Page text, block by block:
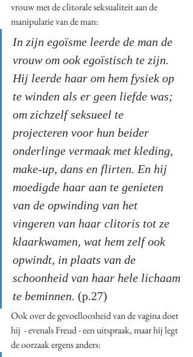
vrouw met de clitorale seksualiteit aan de
manipulatie van de man:
In zijn egoïsme leerde de man de
vrouw om ook egoïstisch te zijn.
Hij leerde haar om hem fysiek op
te winden als er geen liefde was;
om zichzelf seksueel te
projecteren voor hun beider
onderlinge vermaak met kleding,
make-up, dans en flirten. En hij
moedigde haar aan te genieten
van de opwinding van het
vingeren van haar clitoris tot ze
klaarkwamen, wat hem zelf ook
opwindt, in plaats van de
schoonheid van haar hele lichaam
te beminnen. (p.27)
Ook over de gevoelloosheid van de vagina doet
hij  - evenals Freud - een uitspraak, maar hij legt
de oorzaak ergens anders: